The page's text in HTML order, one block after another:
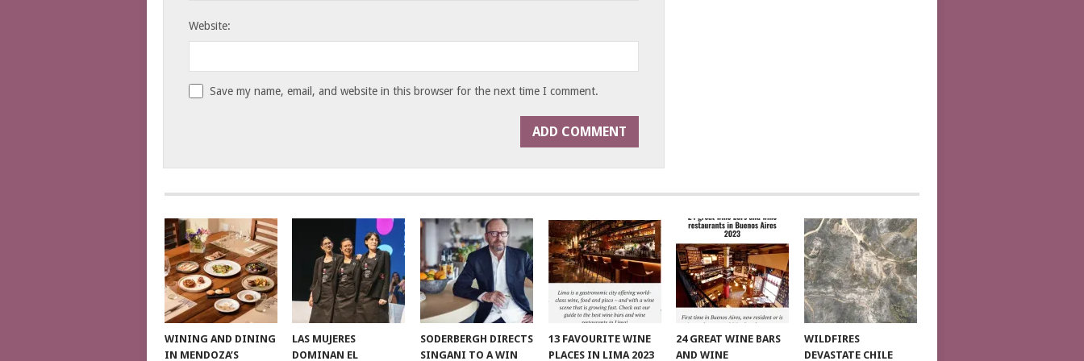
Website:
Save my name, email, and website in this browser for the next time I comment.
WINING AND DINING
IN MENDOZA’S
LAS MUJERES
DOMINAN EL
SODERBERGH DIRECTS
SINGANI TO A WIN
13 FAVOURITE WINE
PLACES IN LIMA 2023
24 GREAT WINE BARS
AND WINE
WILDFIRES
DEVASTATE CHILE